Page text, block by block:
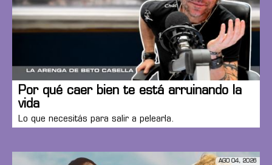
Por qué caer bien te está arruinando la
vida
Lo que necesitás para salir a pelearla.
AGO 04, 2026